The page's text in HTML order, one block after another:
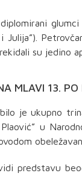
i Julija”).
su jedino
MLAVI 13. PO
je ukupno
u
predstavu